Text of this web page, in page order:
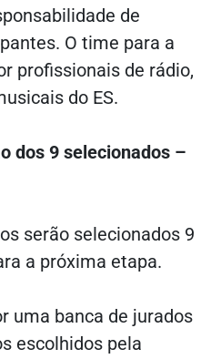
de
O time para a
profissionais de rádio,
do ES.
dos 9 selecionados –
serão selecionados 9
a próxima etapa.
uma banca de jurados
escolhidos pela